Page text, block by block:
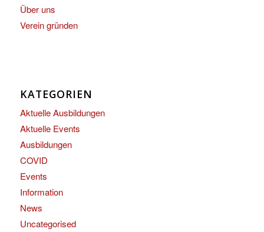
Über uns
Verein gründen
KATEGORIEN
Aktuelle Ausbildungen
Aktuelle Events
Ausbildungen
COVID
Events
Information
News
Uncategorised